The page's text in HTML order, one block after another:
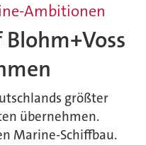
Ambitionen
größter
übernehmen.
Marine-Schiffbau.